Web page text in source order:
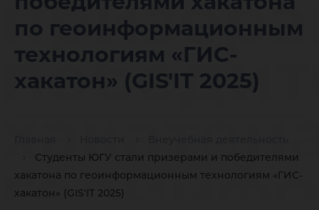
по геоинформационным
технологиям «ГИС-
хакатон» (GIS'IT 2025)
Студенты ЮГУ стали призерами и победителями
хакатона по геоинформационным технологиям «ГИС-
хакатон» (GIS'IT 2025)